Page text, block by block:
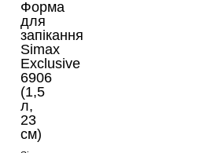
Форма
для
запікання
Simax
Exclusive
6906
(1,5
л,
23
см)